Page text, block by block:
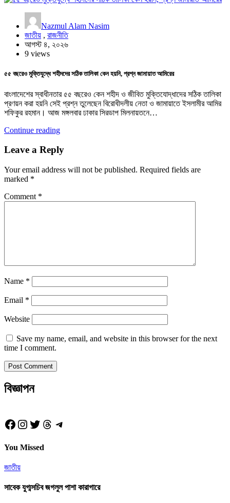
Nazmul Alam Nasim
জাতীয় , রাজনীতি
আগস্ট ৪, ২০২৬
9 views
৫৫ বছরেও মুক্তিযুদ্ধে শহীদদের সঠিক তালিকা কেন হয়নি, প্রশ্ন জামায়াত আমিরের
বাংলাদেশের স্বাধীনতার ৫৫ বছরেও কেন শহীদ ও জীবিত মুক্তিযোদ্ধাদের সঠিক তালিকা
প্রণয়ন করা হয়নি সেই প্রশ্ন তুলেছেন বিরোধীদলীয় নেতা ও জামায়াতে ইসলামীর আমির
শফিকুর রহমান। আজ মঙ্গলবার ঢাকার সিরডাপ মিলনায়তনে…
Continue reading
Leave a Reply
Your email address will not be published. Required fields are
marked *
Comment *
Name *
Email *
Website
Save my name, email, and website in this browser for the next
time I comment.
বিজ্ঞাপন
Facebook
Instagram
Twitter
Threads
Telegram
You Missed
জাতীয়
সাবেক যুগ্মসচিব জগলুল পাশা কারাগারে